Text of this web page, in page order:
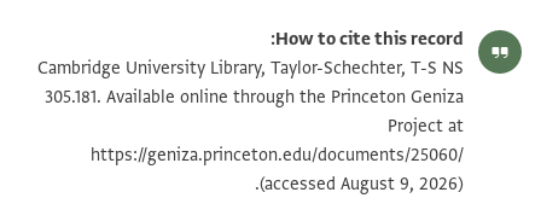
T-S NS 305.181 1v تكبير و تدوير
بيان أذونات الصورة
How to cite this record:
Cambridge University Library, Taylor-Schechter, T-S NS
305.181. Available online through the Princeton Geniza
Project at
https://geniza.princeton.edu/documents/25060/
(accessed August 9, 2026).